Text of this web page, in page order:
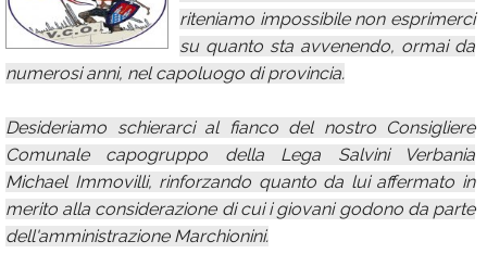
Calendario
Annunci
riteniamo impossibile non esprimerci
su quanto sta avvenendo, ormai da
numerosi anni, nel capoluogo di provincia.
Desideriamo schierarci al fianco del nostro Consigliere
Comunale capogruppo della Lega Salvini Verbania
Michael Immovilli, rinforzando quanto da lui affermato in
merito alla considerazione di cui i giovani godono da parte
dell'amministrazione Marchionini.